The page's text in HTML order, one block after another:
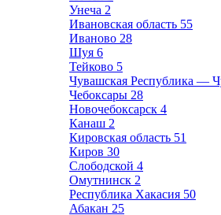
Унеча 2
Ивановская область 55
Иваново 28
Шуя 6
Тейково 5
Чувашская Республика —
Чебоксары 28
Новочебоксарск 4
Канаш 2
Кировская область 51
Киров 30
Слободской 4
Омутнинск 2
Республика Хакасия 50
Абакан 25